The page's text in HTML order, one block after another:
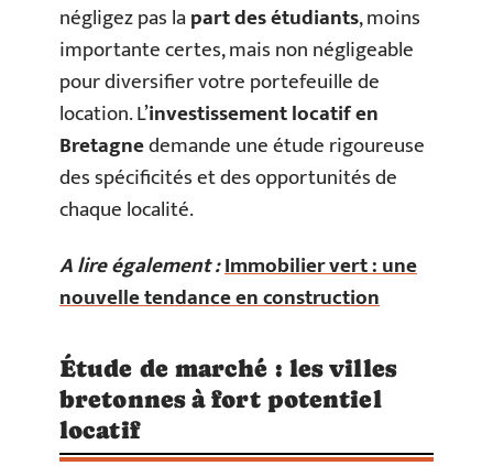
négligez pas lapart des étudiants, moins
importante certes, mais non négligeable
pour diversifier votre portefeuille de
location. L’investissement locatif en
Bretagnedemande une étude rigoureuse
des spécificités et des opportunités de
chaque localité.
A lire également :Immobilier vert : une
nouvelle tendance en construction
Étude de marché : les villes
bretonnes à fort potentiel
locatif